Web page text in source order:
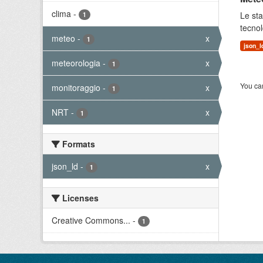
clima - 1
meteo - 1 x
meteorologia - 1 x
monitoraggio - 1 x
NRT - 1 x
Formats
json_ld - 1 x
Licenses
Creative Commons... - 1
Le
You